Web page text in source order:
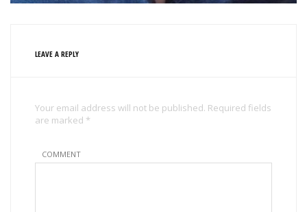
LEAVE A REPLY
Your email address will not be published. Required fields
are marked *
COMMENT